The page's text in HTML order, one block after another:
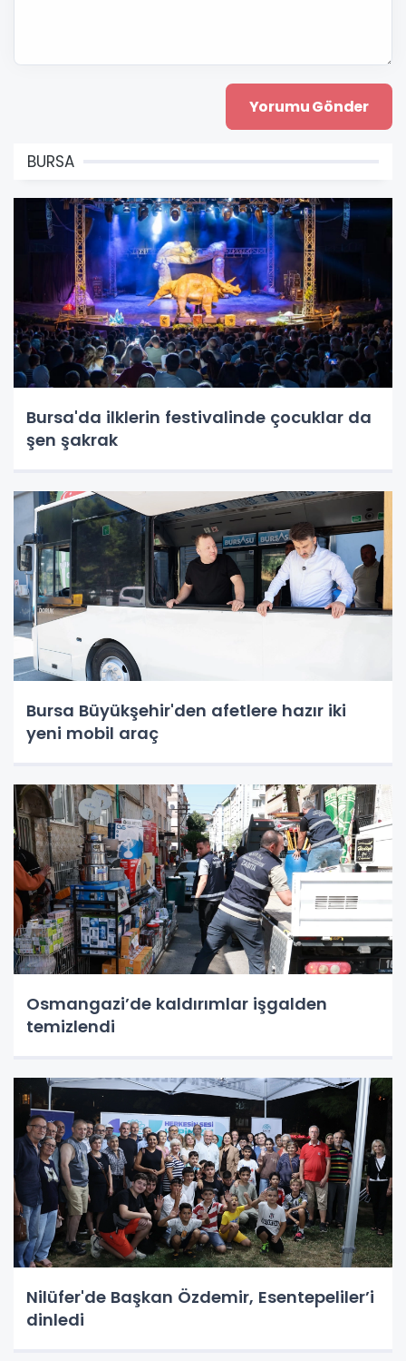
BURSA
Bursa'da ilklerin festivalinde çocuklar da
şen şakrak
Bursa Büyükşehir'den afetlere hazır iki
yeni mobil araç
Osmangazi’de kaldırımlar işgalden
temizlendi
Nilüfer'de Başkan Özdemir, Esentepeliler’i
dinledi